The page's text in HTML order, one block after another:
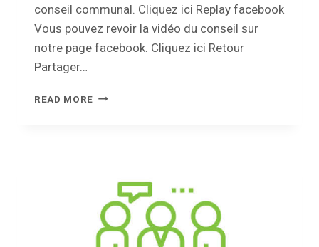
conseil communal. Cliquez ici Replay facebook
Vous pouvez revoir la vidéo du conseil sur
notre page facebook. Cliquez ici Retour
Partager…
READ MORE CONSEIL